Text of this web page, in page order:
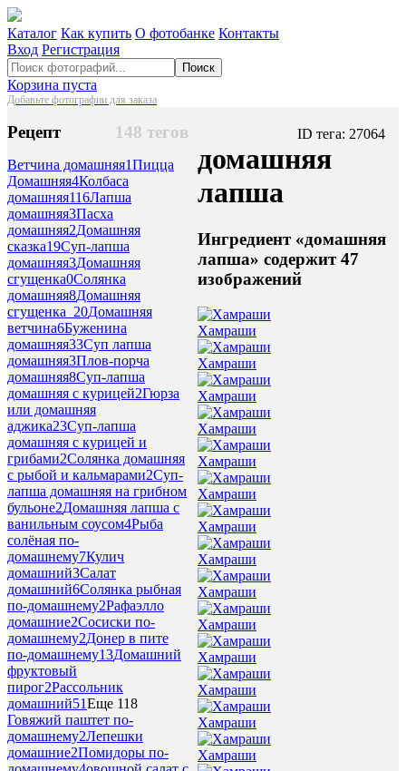
Каталог Как купить О фотобанке Контакты
Вход Регистрация
Поиск
Корзина пуста
Добавьте фотографии для заказа
148 тегов
Рецепт
Ветчина домашняя1Пицца
Домашняя4Колбаса
домашняя116Лапша
домашняя3Пасха
домашняя2Домашняя
сказка19Суп-лапша
домашняя3Домашняя
сгущенка0Солянка
домашняя8Домашняя
сгущенка_20Домашняя
ветчина6Буженина
домашняя33Суп лапша
домашняя3Плов-порча
домашняя8Суп-лапша
домашняя с курицей2Гюрза
или домашняя
аджика23Суп-лапша
домашняя с курицей и
грибами2Солянка домашняя
с рыбой и кальмарами2Суп-
лапша домашняя на грибном
бульоне2Домашняя лапша с
ванильным соусом4Рыба
солёная по-
домашнему7Кулич
домашний3Салат
домашний6Солянка рыбная
по-домашнему2Рафаэлло
домашние2Сосиски по-
домашнему2Донер в пите
по-домашнему13Домашний
фруктовый
пирог2Рассольник
домашний51Еще 118
Говяжий паштет по-
домашнему2Лепешки
домашние2Помидоры по-
ID тега: 27064
домашняя
лапша
Ингредиент «домашняя
лапша» содержит 47
изображений
Хамраши
Хамраши
Хамраши
Хамраши
Хамраши
Хамраши
Хамраши
Хамраши
Хамраши
Хамраши
Хамраши
Хамраши
Хамраши
Хамраши